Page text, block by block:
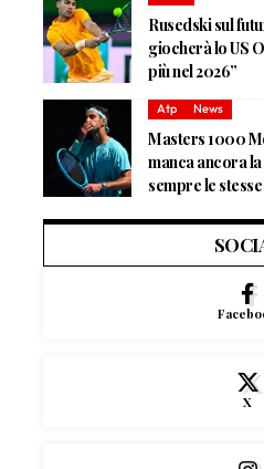
Rusedski sul
giocherà lo US
più nel 2026”
Atp News
Masters 1000
manca ancora
sempre le
X